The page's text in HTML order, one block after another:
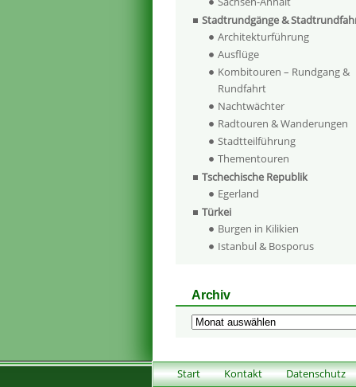
Stadtrundgänge &
Architekturführung
Ausflüge
Kombitouren – Rundgang &
Rundfahrt
Nachtwächter
Radtouren & Wanderungen
Stadtteilführung
Thementouren
Tschechische Republik
Egerland
Türkei
Burgen in Kilikien
Istanbul & Bosporus
Archiv
Archiv
Start Kontakt Datenschutz